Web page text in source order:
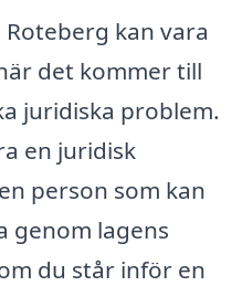
kan vara
det kommer till
juridiska problem.
en juridisk
person som kan
genom lagens
du står inför en